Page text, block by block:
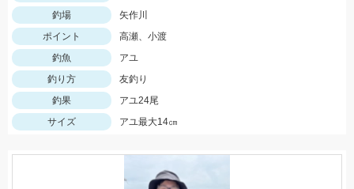
釣場
矢作川
ポイント
高瀬、小渡
釣魚
アユ
釣り方
友釣り
釣果
アユ24尾
サイズ
アユ最大14㎝